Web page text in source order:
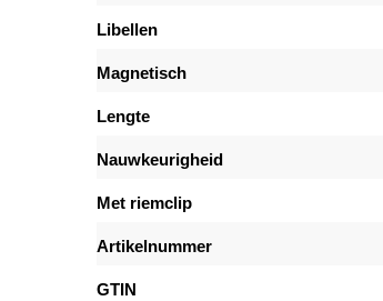
Libellen
Magnetisch
Lengte
Nauwkeurigheid
Met riemclip
Artikelnummer
GTIN